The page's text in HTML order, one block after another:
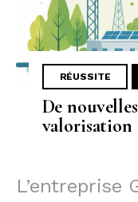
RÉUSSITE
De
valorisation
L’entreprise